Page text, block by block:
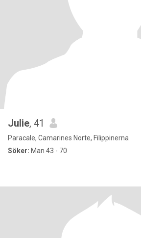
Julie, 41
Paracale, Camarines Norte, Filippinerna
Söker: Man 43 - 70